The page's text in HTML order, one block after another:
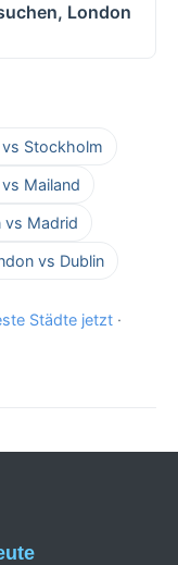
London
Stockholm
Mailand
Madrid
vs Dublin
Städte jetzt ·